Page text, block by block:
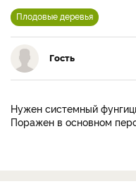
Плодовые деревья
Гость
Нужен системный
Поражен в основном